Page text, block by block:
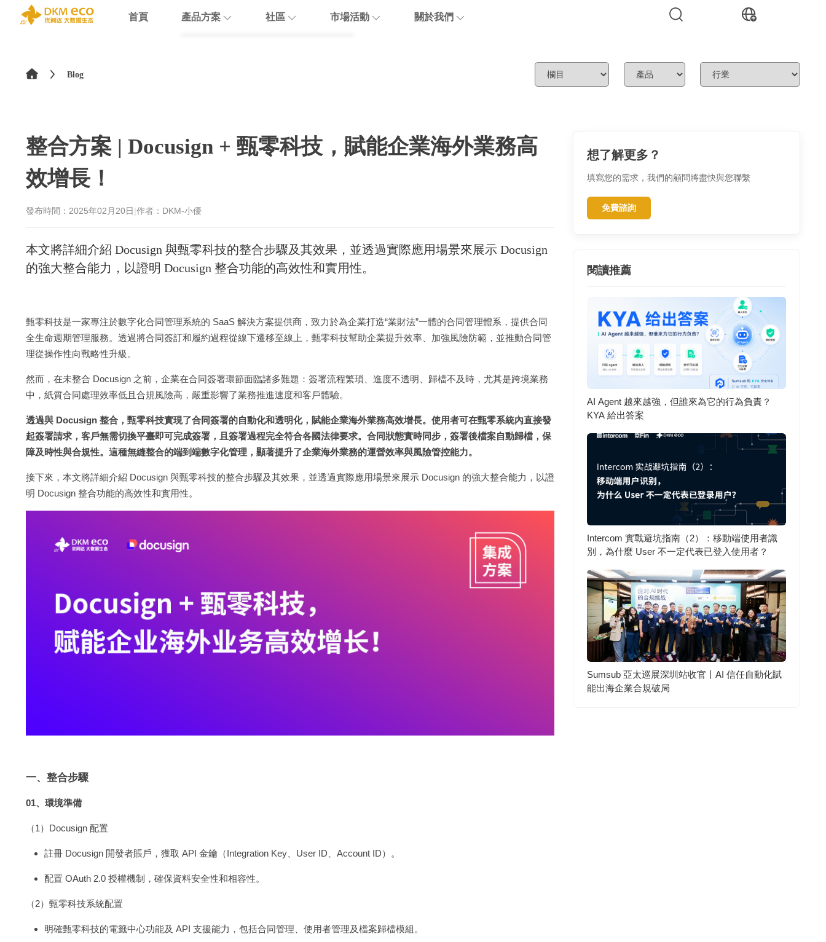
首頁 產品方案 社區 市場活動 關於我們
Nextcloud
加入我們
简体中文 Blog
整合方案 | Docusign + 甄零科技，賦能企業海外業務高
效增長！
發布時間： 2025年02月20日 |作者：DKM-小優
本文將詳細介紹 Docusign 與甄零科技的整合步驟及其效果，並透過實際應用場景來展示 Docusign
的強大整合能力，以證明 Docusign 整合功能的高效性和實用性。
甄零科技是一家專注於數字化合同管理系統的 SaaS 解決方案提供商，致力於為企業打造“業財法”一體的合同管理體系，提供合同
全生命週期管理服務。透過將合同簽訂和履約過程從線下遷移至線上，甄零科技幫助企業提升效率、加強風險防範，並推動合同管
理從操作性向戰略性升級。
然而，在未整合 Docusign 之前，企業在合同簽署環節面臨諸多難題：簽署流程繁瑣、進度不透明、歸檔不及時，尤其是跨境業務
中，紙質合同處理效率低且合規風險高，嚴重影響了業務推進速度和客戶體驗。
透過與 Docusign 整合，甄零科技實現了合同簽署的自動化和透明化，賦能企業海外業務高效增長。使用者可在甄零系統內直接發
起簽署請求，客戶無需切換平臺即可完成簽署，且簽署過程完全符合各國法律要求。合同狀態實時同步，簽署後檔案自動歸檔，保
障及時性與合規性。這種無縫整合的端到端數字化管理，顯著提升了企業海外業務的運營效率與風險管控能力。
接下來，本文將詳細介紹 Docusign 與甄零科技的整合步驟及其效果，並透過實際應用場景來展示 Docusign 的強大整合能力，以證
明 Docusign 整合功能的高效性和實用性。
一、整合步驟
01、環境準備
（1）Docusign 配置
註冊 Docusign 開發者賬戶，獲取 API 金鑰（Integration Key、User ID、Account ID）。
配置 OAuth 2.0 授權機制，確保資料安全性和相容性。
（2）甄零科技系統配置
明確甄零科技的電籤中心功能及 API 支援能力，包括合同管理、使用者管理及檔案歸檔模組。
想了解更多？
填寫您的需求，我們的顧問將盡快與您聯繫
免費諮詢
閱讀推薦
AI Agent 越來越強，但誰來為它的行為負責？
KYA 給出答案
Intercom 實戰避坑指南（2）：移動端使用者識
別，為什麼 User 不一定代表已登入使用者？
Sumsub 亞太巡展深圳站收官丨AI 信任自動化賦
能出海企業合規破局